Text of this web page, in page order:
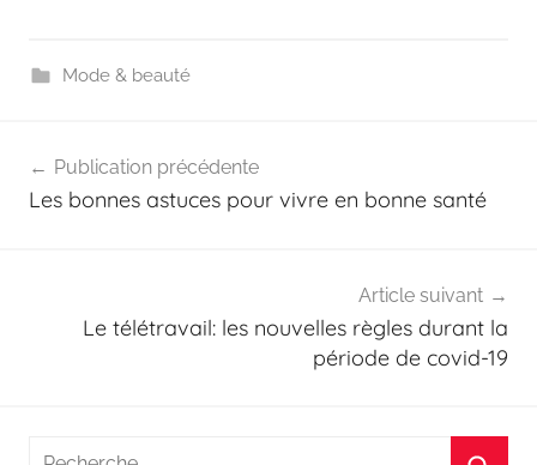
Mode & beauté
de
Publication précédente
Les bonnes astuces pour vivre en bonne santé
Article suivant
Le télétravail: les nouvelles règles durant la
période de covid-19
Recherche